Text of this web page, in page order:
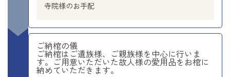
寺院様のお手配
ご納棺の儀
ご納棺はご遺族様、ご親族様を中心に行いま
す。ご用意いただいた故人様の愛用品をお棺に
納めていただきます。